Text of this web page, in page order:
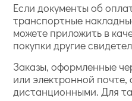
Если документы об
транспортные
можете приложить в
покупки другие
Заказы, оформленные
или электронной почте,
дистанционными. Для